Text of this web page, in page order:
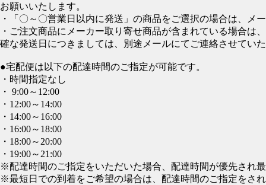
お願いいたします。
・「〇～〇営業日以内に発送」の商品をご選択の場合は、メ
・ご注文商品にメーカー取り寄せ商品が含まれている場合は
確な発送日につきましては、別途メールにてご連絡させてい
●宅配便は以下の配達時間のご指定が可能です。
・時間指定なし
・ 9:00～12:00
・12:00～14:00
・14:00～16:00
・16:00～18:00
・18:00～20:00
・19:00～21:00
※配達時間のご指定をいただいた場合、配達時間が優先され
※最短日での到着をご希望の場合は、配達時間のご指定をさ